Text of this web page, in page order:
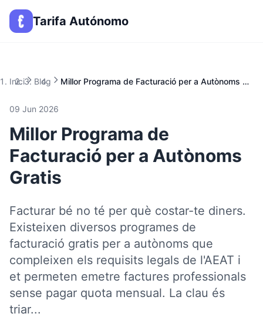
Tarifa Autónomo
Inici Blog Millor Programa de Facturació per a Autònoms Gratis
09 Jun 2026
Millor Programa de
Facturació per a Autònoms
Gratis
Facturar bé no té per què costar-te diners.
Existeixen diversos programes de
facturació gratis per a autònoms que
compleixen els requisits legals de l'AEAT i
et permeten emetre factures professionals
sense pagar quota mensual. La clau és
triar...